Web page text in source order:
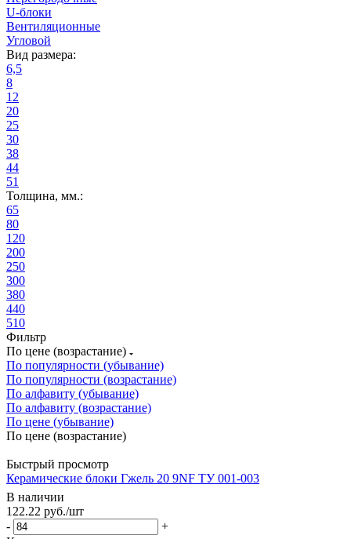
U-блоки
Вентиляционные
Угловой
Вид размера:
6,5
8
12
20
25
30
38
44
51
Толщина, мм.:
65
80
120
200
250
300
380
440
510
Фильтр
По цене (возрастание)
По популярности (убывание)
По популярности (возрастание)
По алфавиту (убывание)
По алфавиту (возрастание)
По цене (убывание)
По цене (возрастание)
Быстрый просмотр
Керамические блоки Гжель 20 9NF ТУ 001-003
В наличии
122.22 руб./шт
-
+